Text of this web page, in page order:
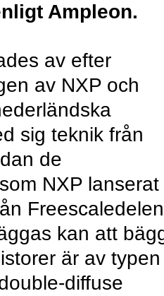
Ampleon.
av efter
av NXP och
sig teknik från
de
NXP lanserat
Freescaledelen
kan att
är av typen
diffuse